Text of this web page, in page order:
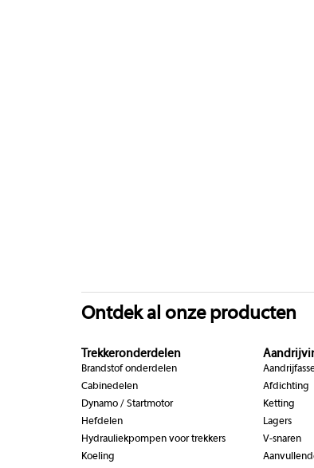
Ontdek al onze producten
Trekkeronderdelen
Brandstof onderdelen
Cabinedelen
Dynamo / Startmotor
Hefdelen
Hydrauliekpompen voor trekkers
Koeling
Afdichting
Ketting
Lagers
V-snaren